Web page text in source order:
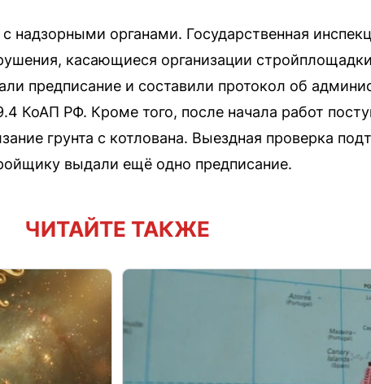
органами. Государственная
касающиеся организации
предписание и составили протокол об
КоАП РФ. Кроме того, после начала работ
грунта с котлована. Выездная проверка
выдали ещё одно предписание.
ЧИТАЙТЕ ТАКЖЕ